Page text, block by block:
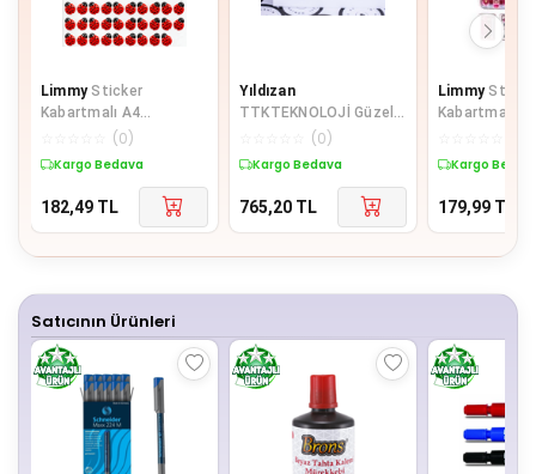
Limmy Sticker
Kabartmalı A4
boyutunda Stiker
(0)
Kargo Bedava
182,49 TL
Yıldızan
TTKTEKNOLOJİ Güzel
günlerde kullanın, yazılı
(0)
Kargo Bedava
765,20 TL
Limmy
Kabartmalı
Kargo
179,99 TL
Satıcının Ürünleri